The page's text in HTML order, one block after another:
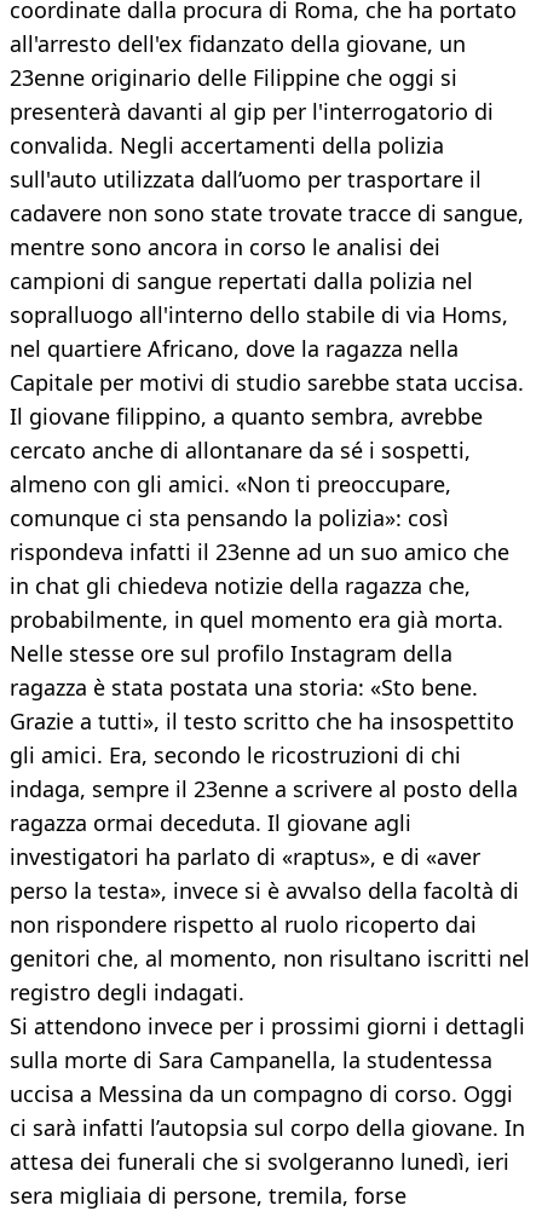
coordinate dalla procura di Roma, che ha portato
all'arresto dell'ex fidanzato della giovane, un
23enne originario delle Filippine che oggi si
presenterà davanti al gip per l'interrogatorio di
convalida. Negli accertamenti della polizia
sull'auto utilizzata dall’uomo per trasportare il
cadavere non sono state trovate tracce di sangue,
mentre sono ancora in corso le analisi dei
campioni di sangue repertati dalla polizia nel
sopralluogo all'interno dello stabile di via Homs,
nel quartiere Africano, dove la ragazza nella
Capitale per motivi di studio sarebbe stata uccisa.
Il giovane filippino, a quanto sembra, avrebbe
cercato anche di allontanare da sé i sospetti,
almeno con gli amici. «Non ti preoccupare,
comunque ci sta pensando la polizia»: così
rispondeva infatti il 23enne ad un suo amico che
in chat gli chiedeva notizie della ragazza che,
probabilmente, in quel momento era già morta.
Nelle stesse ore sul profilo Instagram della
ragazza è stata postata una storia: «Sto bene.
Grazie a tutti», il testo scritto che ha insospettito
gli amici. Era, secondo le ricostruzioni di chi
indaga, sempre il 23enne a scrivere al posto della
ragazza ormai deceduta. Il giovane agli
investigatori ha parlato di «raptus», e di «aver
perso la testa», invece si è avvalso della facoltà di
non rispondere rispetto al ruolo ricoperto dai
genitori che, al momento, non risultano iscritti nel
registro degli indagati.
Si attendono invece per i prossimi giorni i dettagli
sulla morte di Sara Campanella, la studentessa
uccisa a Messina da un compagno di corso. Oggi
ci sarà infatti l’autopsia sul corpo della giovane. In
attesa dei funerali che si svolgeranno lunedì, ieri
sera migliaia di persone, tremila, forse